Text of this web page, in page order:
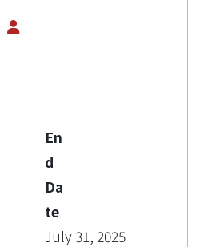
En
d
Da
te
July 31, 2025